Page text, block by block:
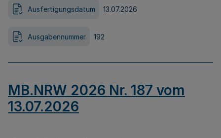
Ausfertigungsdatum 13.07.2026
Ausgabennummer 192
MB.NRW 2026 Nr. 187 vom
13.07.2026